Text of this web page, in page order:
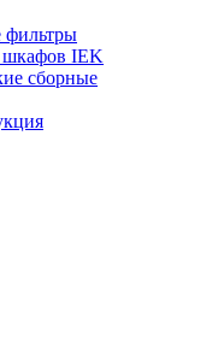
фильтры
IEK
сборные